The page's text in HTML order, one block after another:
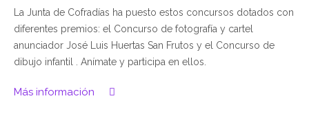
La Junta de Cofradías ha puesto estos concursos dotados con
diferentes premios: el Concurso de fotografía y cartel
anunciador José Luis Huertas San Frutos y el Concurso de
dibujo infantil . Anímate y participa en ellos.
Más información